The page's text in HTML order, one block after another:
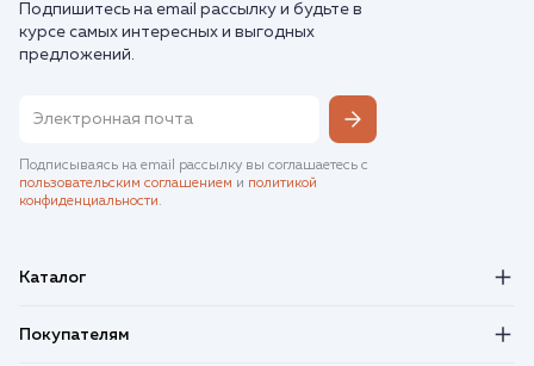
Подпишитесь на email рассылку и будьте в
курсе самых интересных и выгодных
предложений.
Подписываясь на email рассылку вы соглашаетесь с
пользовательским соглашением и политикой
конфиденциальности.
Каталог
Покупателям